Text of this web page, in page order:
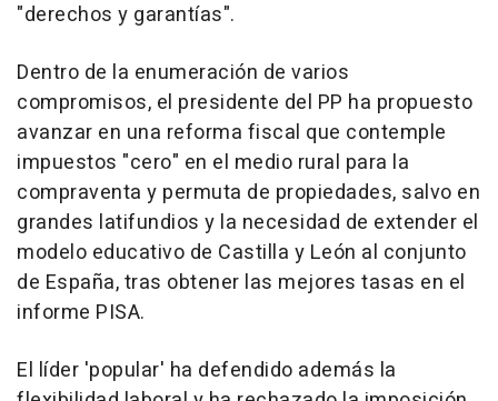
"derechos y garantías".
Dentro de la enumeración de varios
compromisos, el presidente del PP ha propuesto
avanzar en una reforma fiscal que contemple
impuestos "cero" en el medio rural para la
compraventa y permuta de propiedades, salvo en
grandes latifundios y la necesidad de extender el
modelo educativo de Castilla y León al conjunto
de España, tras obtener las mejores tasas en el
informe PISA.
El líder 'popular' ha defendido además la